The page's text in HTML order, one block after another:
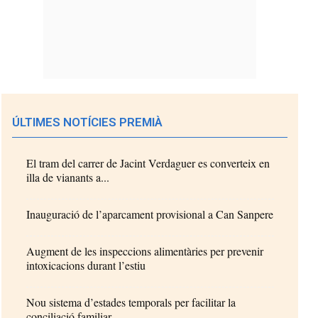
ÚLTIMES NOTÍCIES PREMIÀ
El tram del carrer de Jacint Verdaguer es converteix en
illa de vianants a...
Inauguració de l’aparcament provisional a Can Sanpere
Augment de les inspeccions alimentàries per prevenir
intoxicacions durant l’estiu
Nou sistema d’estades temporals per facilitar la